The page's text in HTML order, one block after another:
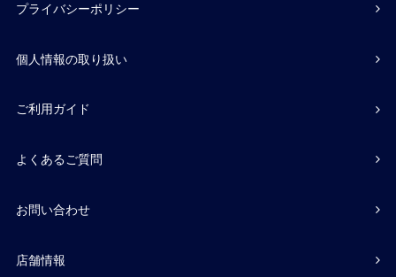
プライバシーポリシー
個人情報の取り扱い
ご利用ガイド
よくあるご質問
お問い合わせ
店舗情報